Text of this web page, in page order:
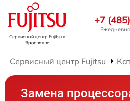
Сервисный центр Fujitsuв
Ярославле
+7
Сервисный центр Fujitsu
Замена